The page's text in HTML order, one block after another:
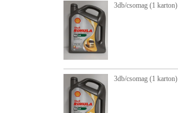
3db/csomag (1 karton)
3db/csomag (1 karton)